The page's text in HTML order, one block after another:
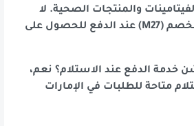
والمنتجات الصحية. لا
تنسَ استخدام كود الخصم (M27) عند الدفع للحصول على
خدمة الدفع عند الاستلام؟ نعم،
متاحة للطلبات في الإمارات